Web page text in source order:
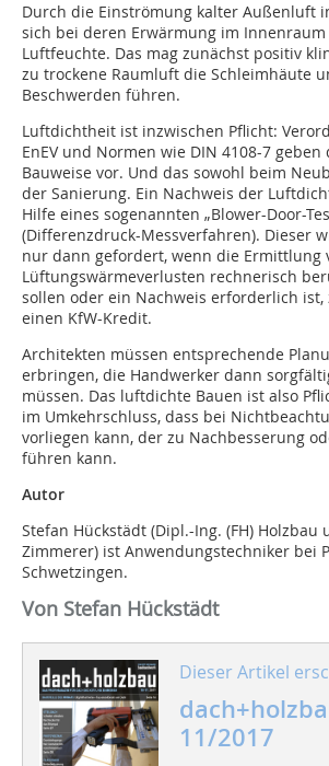
Durch die Einströmung kalter Außenluft
sich bei deren Erwärmung im
Luftfeuchte. Das mag zunächst positiv
zu trockene Raumluft die Schleimhäute
Beschwerden führen.
Luftdichtheit ist inzwischen Pflicht:
EnEV und Normen wie DIN 4108-7
Bauweise vor. Und das sowohl beim
der Sanierung. Ein Nachweis der
Hilfe eines sogenannten „Blower-Door-
(Differenzdruck-Messverfahren). Dieser
nur dann gefordert, wenn die Ermittlung
Lüftungswärmeverlusten rechnerisch
sollen oder ein Nachweis erforderlich
einen KfW-Kredit.
Architekten müssen entsprechende
erbringen, die Handwerker dann
müssen. Das luftdichte Bauen ist also
im Umkehrschluss, dass bei
vorliegen kann, der zu Nachbesserung
führen kann.
Autor
Stefan Hückstädt (Dipl.-Ing. (FH) Holzbau
Zimmerer) ist Anwendungstechniker bei
Schwetzingen.
Von Stefan Hückstädt
Dieser Artikel
11/2017